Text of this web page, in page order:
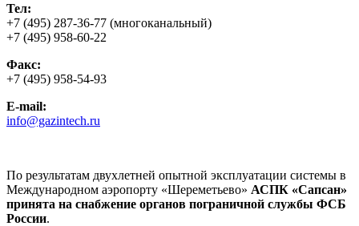
Тел:
+7 (495) 287-36-77 (многоканальный)
+7 (495) 958-60-22
Факс:
+7 (495) 958-54-93
E-mail:
info@gazintech.ru
По результатам двухлетней опытной эксплуатации системы в
Международном аэропорту «Шереметьево» АСПК «Сапсан»
принята на снабжение органов пограничной службы ФСБ
России.